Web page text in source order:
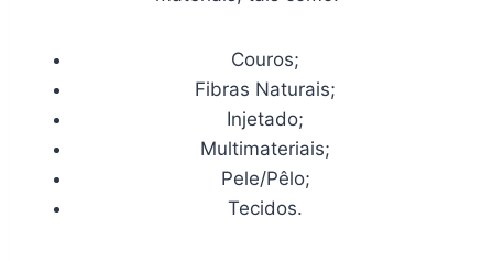
Couros;
Fibras Naturais;
Injetado;
Multimateriais;
Pele/Pêlo;
Tecidos.